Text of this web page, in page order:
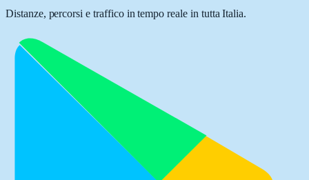
Distanze, percorsi e traffico in tempo reale in tutta Italia.